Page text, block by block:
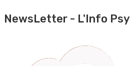
NewsLetter - L'Info Psy